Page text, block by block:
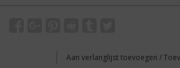
Aan verlanglijst toevoegen /